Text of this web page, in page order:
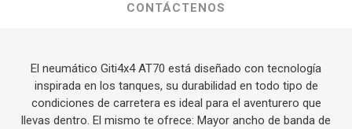
CONTÁCTENOS
El neumático Giti4x4 AT70 está diseñado con tecnología
inspirada en los tanques, su durabilidad en todo tipo de
condiciones de carretera es ideal para el aventurero que
llevas dentro. El mismo te ofrece: Mayor ancho de banda de